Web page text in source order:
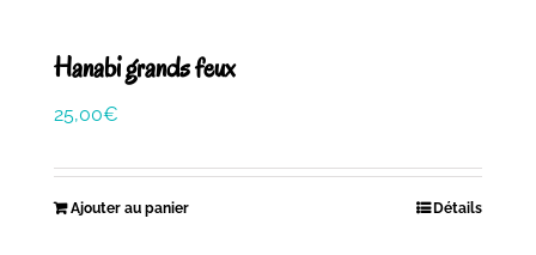
Hanabi grands feux
25,00€
Ajouter au panier Détails